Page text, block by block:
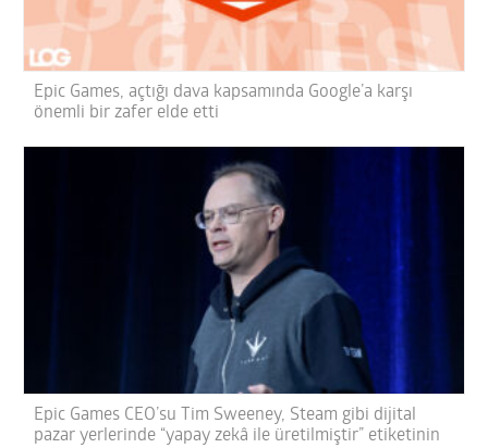
Epic Games, açtığı dava kapsamında Google’a karşı
önemli bir zafer elde etti
Epic Games CEO’su Tim Sweeney, Steam gibi dijital
pazar yerlerinde “yapay zekâ ile üretilmiştir” etiketinin